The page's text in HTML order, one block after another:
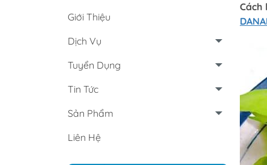
Cá Cắt Lát
Giới Thiệu
Dịch Vụ
Tuyển Dụng
Tin Tức
Sản Phẩm
Liên Hệ